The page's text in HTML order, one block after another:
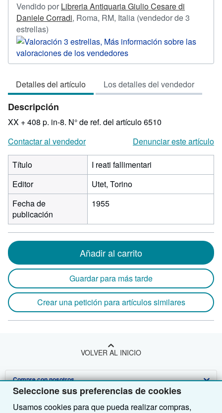
Seleccione sus preferencias de cookies
Usamos cookies para que pueda realizar compras,
Vendido por Libreria Antiquaria Giulio Cesare di
Daniele Corradi, Roma, RM, Italia (vendedor de 3
estrellas)
del
vendedor:
3
5
estrellas
Detalles del artículo Los detalles del vendedor
Descripción
XX + 408 p. in-8. N° de ref. del artículo 6510
Contactar al vendedor
Denunciar este artículo
Título
I reati fallimentari
Editor
Utet, Torino
Fecha de
publicación
1955
Añadir al carrito
Guardar para más tarde
Crear una petición para artículos similares
VOLVER AL INICIO
Compre con nosotros